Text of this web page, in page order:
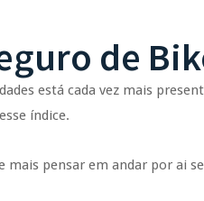
de
está cada vez mais
índice.
mais pensar em andar por ai